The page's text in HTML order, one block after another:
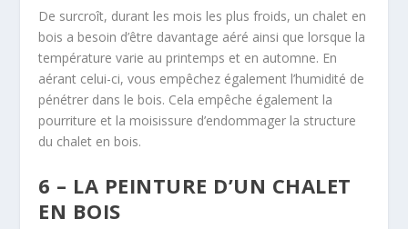
De surcroît, durant les mois les plus froids, un chalet en
bois a besoin d’être davantage aéré ainsi que lorsque la
température varie au printemps et en automne. En
aérant celui-ci, vous empêchez également l’humidité de
pénétrer dans le bois. Cela empêche également la
pourriture et la moisissure d’endommager la structure
du chalet en bois.
6 – LA PEINTURE D’UN CHALET
EN BOIS